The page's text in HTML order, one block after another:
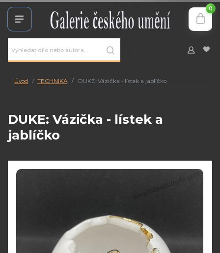
0
Úvod TECHNIKA DUKE: Vázička - lístek a jablíčko
DUKE: Vázička - lístek a
jablíčko